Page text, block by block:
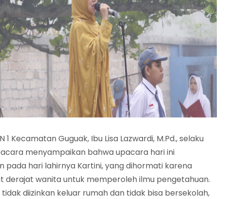
1 Kecamatan Guguak, Ibu Lisa Lazwardi, M.Pd., selaku
menyampaikan bahwa upacara hari ini
pada hari lahirnya Kartini, yang dihormati karena
derajat wanita untuk memperoleh ilmu pengetahuan.
tidak diizinkan keluar rumah dan tidak bisa bersekolah,